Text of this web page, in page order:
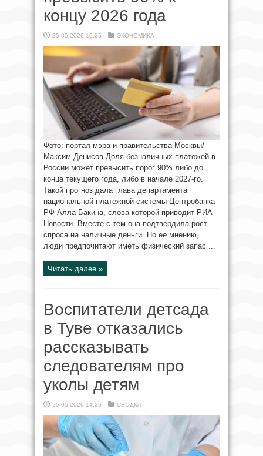
концу 2026 года
25.05.2026 16:25 ЭКОНОМИКА
Фото: портал мэра и правительства Москвы/
Максим Денисов Доля безналичных платежей в
России может превысить порог 90% либо до
конца текущего года, либо в начале 2027-го.
Такой прогноз дала глава департамента
национальной платежной системы Центробанка
РФ Алла Бакина, слова которой приводит РИА
Новости. Вместе с тем она подтвердила рост
спроса на наличные деньги. По ее мнению,
люди предпочитают иметь физический запас ...
Читать далее »
Воспитатели детсада
в Туве отказались
рассказывать
следователям про
уколы детям
25.05.2026 14:25 СВОДКА